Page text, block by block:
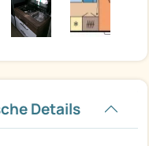
Details